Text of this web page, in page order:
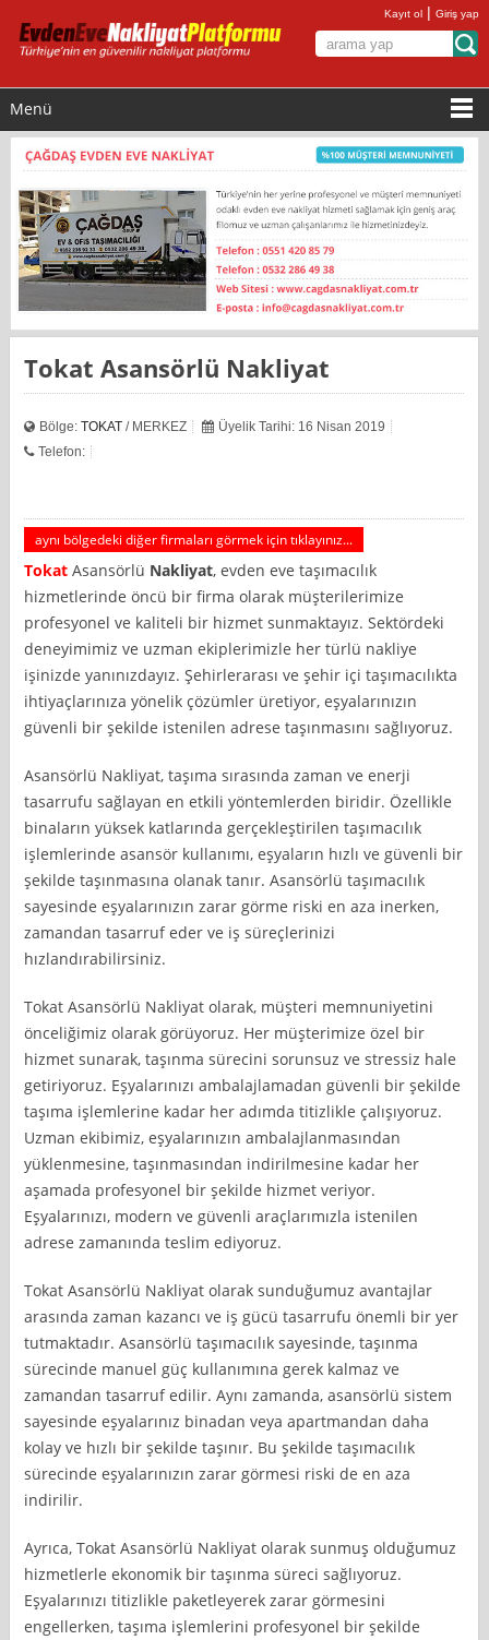
Kayıt ol |Giriş yap
Menü
Tokat Asansörlü Nakliyat
Bölge:TOKAT / MERKEZ
Üyelik Tarihi: 16 Nisan 2019
Telefon:
aynı bölgedeki diğer firmaları görmek için tıklayınız...
Tokat Asansörlü Nakliyat, evden eve taşımacılık
hizmetlerinde öncü bir firma olarak müşterilerimize
profesyonel ve kaliteli bir hizmet sunmaktayız. Sektördeki
deneyimimiz ve uzman ekiplerimizle her türlü nakliye
işinizde yanınızdayız. Şehirlerarası ve şehir içi taşımacılıkta
ihtiyaçlarınıza yönelik çözümler üretiyor, eşyalarınızın
güvenli bir şekilde istenilen adrese taşınmasını sağlıyoruz.
Asansörlü Nakliyat, taşıma sırasında zaman ve enerji
tasarrufu sağlayan en etkili yöntemlerden biridir. Özellikle
binaların yüksek katlarında gerçekleştirilen taşımacılık
işlemlerinde asansör kullanımı, eşyaların hızlı ve güvenli bir
şekilde taşınmasına olanak tanır. Asansörlü taşımacılık
sayesinde eşyalarınızın zarar görme riski en aza inerken,
zamandan tasarruf eder ve iş süreçlerinizi
hızlandırabilirsiniz.
Tokat Asansörlü Nakliyat olarak, müşteri memnuniyetini
önceliğimiz olarak görüyoruz. Her müşterimize özel bir
hizmet sunarak, taşınma sürecini sorunsuz ve stressiz hale
getiriyoruz. Eşyalarınızı ambalajlamadan güvenli bir şekilde
taşıma işlemlerine kadar her adımda titizlikle çalışıyoruz.
Uzman ekibimiz, eşyalarınızın ambalajlanmasından
yüklenmesine, taşınmasından indirilmesine kadar her
aşamada profesyonel bir şekilde hizmet veriyor.
Eşyalarınızı, modern ve güvenli araçlarımızla istenilen
adrese zamanında teslim ediyoruz.
Tokat Asansörlü Nakliyat olarak sunduğumuz avantajlar
arasında zaman kazancı ve iş gücü tasarrufu önemli bir yer
tutmaktadır. Asansörlü taşımacılık sayesinde, taşınma
sürecinde manuel güç kullanımına gerek kalmaz ve
zamandan tasarruf edilir. Aynı zamanda, asansörlü sistem
sayesinde eşyalarınız binadan veya apartmandan daha
kolay ve hızlı bir şekilde taşınır. Bu şekilde taşımacılık
sürecinde eşyalarınızın zarar görmesi riski de en aza
indirilir.
Ayrıca, Tokat Asansörlü Nakliyat olarak sunmuş olduğumuz
hizmetlerle ekonomik bir taşınma süreci sağlıyoruz.
Eşyalarınızı titizlikle paketleyerek zarar görmesini
engellerken, taşıma işlemlerini profesyonel bir şekilde